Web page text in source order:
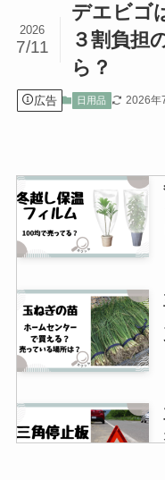
デエビゴ
３割負担
ら？
2026
7/11
広告 日用品 2026年